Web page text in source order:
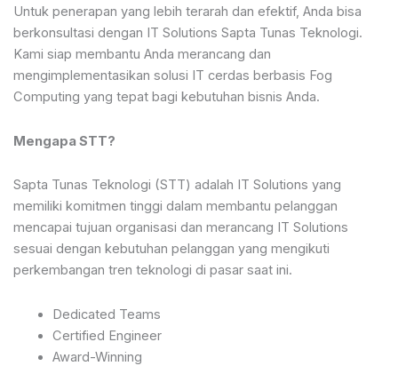
Untuk penerapan yang lebih terarah dan efektif, Anda bisa
berkonsultasi dengan IT Solutions Sapta Tunas Teknologi.
Kami siap membantu Anda merancang dan
mengimplementasikan solusi IT cerdas berbasis Fog
Computing yang tepat bagi kebutuhan bisnis Anda.
Mengapa STT?
Sapta Tunas Teknologi (STT) adalah IT Solutions yang
memiliki komitmen tinggi dalam membantu pelanggan
mencapai tujuan organisasi dan merancang IT Solutions
sesuai dengan kebutuhan pelanggan yang mengikuti
perkembangan tren teknologi di pasar saat ini.
Dedicated Teams
Certified Engineer
Award-Winning